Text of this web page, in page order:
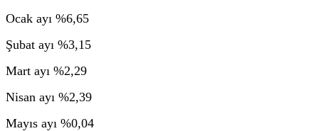
Ocak ayı %6,65
Şubat ayı %3,15
Mart ayı %2,29
Nisan ayı %2,39
Mayıs ayı %0,04